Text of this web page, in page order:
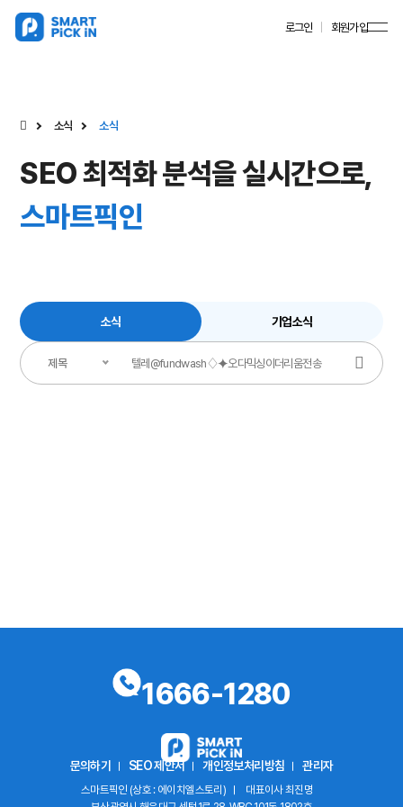
로그인 회원가입
소식 소식
SEO 최적화 분석을 실시간으로,
스마트픽인
소식 기업소식
제목
문의하기 SEO 제안서 개인정보처리방침 관리자
스마트픽인 (상호 : 에이치엘스토리)
대표이사 최진명
1666-1280